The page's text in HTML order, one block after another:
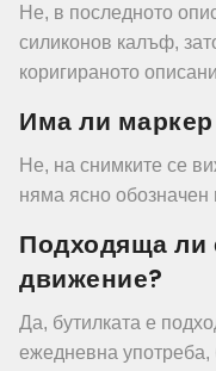
Не, в последното
силиконов калъф,
коригираното
Има ли
Не, на снимките се
няма ясно обозначен
Подходяща ли
движение?
Да, бутилката е
ежедневна употреба,